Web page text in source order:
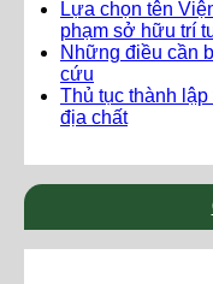
Lựa chọn tên
phạm sở hữu trí
Những điều cần
cứu
Thủ tục thành
địa chất